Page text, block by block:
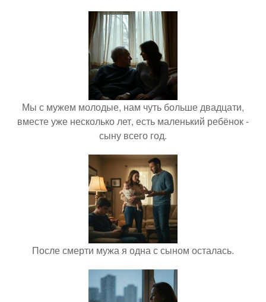
Мы с мужем молодые, нам чуть больше двадцати,
вместе уже несколько лет, есть маленький ребёнок -
сыну всего год.
После смерти мужа я одна с сыном осталась.